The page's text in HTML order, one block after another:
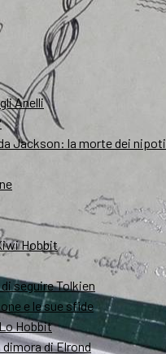
Anelli
Jackson: la morte dei nipoti
Hobbit
seguire Tolkien
e le sue sfide
Hobbit
di Elrond